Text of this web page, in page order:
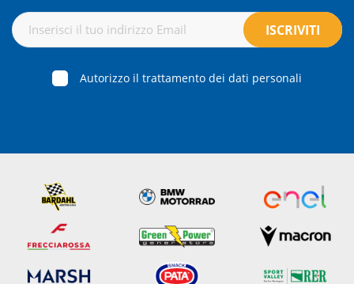
Autorizzo il trattamento dei dati personali